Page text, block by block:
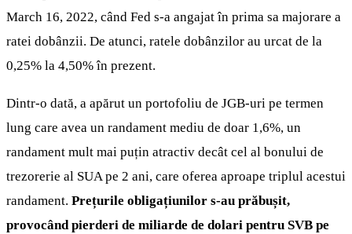
March 16, 2022, când Fed s-a angajat în prima sa majorare a
ratei dobânzii. De atunci, ratele dobânzilor au urcat de la
0,25% la 4,50% în prezent.
Dintr-o dată, a apărut un portofoliu de JGB-uri pe termen
lung care avea un randament mediu de doar 1,6%, un
randament mult mai puțin atractiv decât cel al bonului de
trezorerie al SUA pe 2 ani, care oferea aproape triplul acestui
randament. Prețurile obligațiunilor s-au prăbușit,
provocând pierderi de miliarde de dolari pentru SVB pe